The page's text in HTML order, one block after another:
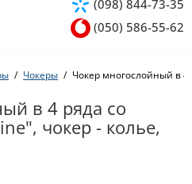
(098) 844-73-35
(050) 586-55-62
Чокеры Чокер многослойный в 4
в 4 ряда со
чокер - колье,